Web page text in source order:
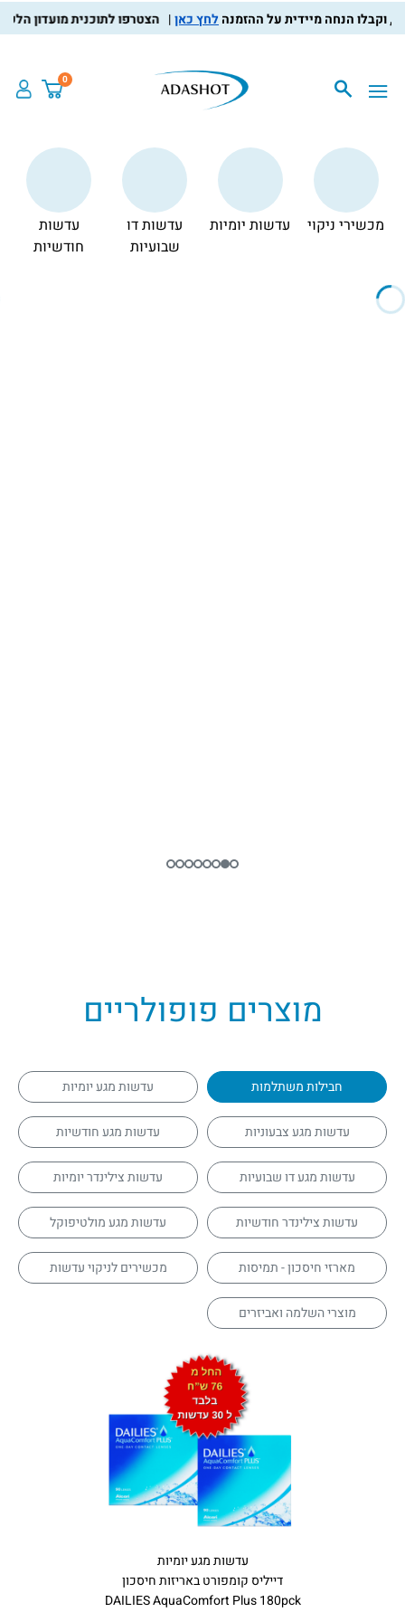
לחץ כאן הצטרפו לתוכנית מועדון הלקוחות,
0
מכשירי ניקוי עדשות יומיות
עדשות דו
שבועיות
עדשות
חודשיות
מוצרים פופולריים
חבילות משתלמות עדשות מגע יומיות
עדשות מגע צבעוניות עדשות מגע חודשיות
עדשות מגע דו שבועיות עדשות צילינדר יומיות
עדשות צילינדר חודשיות עדשות מגע מולטיפוקל
מארזי חיסכון - תמיסות מכשירים לניקוי עדשות
מוצרי השלמה ואביזרים
עדשות מגע יומיות
דייליס קומפורט באריזות חיסכון
DAILIES AquaComfort Plus 180pck